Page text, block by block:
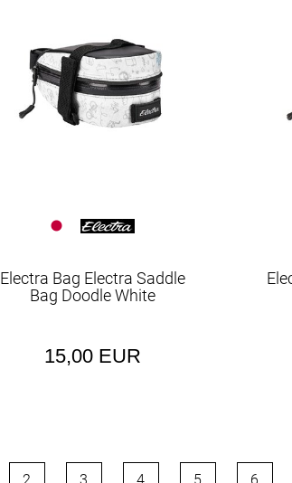
Electra Bag Electra Saddle
Bag Doodle White
15,00 EUR